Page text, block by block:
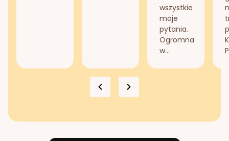
wszystkie
moje
pytania.
Ogromna
w...